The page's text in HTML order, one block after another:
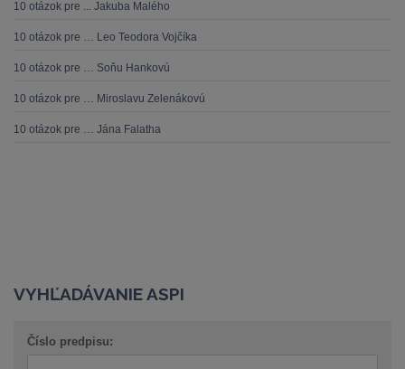
10 otázok pre ... Jakuba Malého
10 otázok pre … Leo Teodora Vojčíka
10 otázok pre … Soňu Hankovú
10 otázok pre … Miroslavu Zelenákovú
10 otázok pre … Jána Falatha
VYHĽADÁVANIE ASPI
Číslo predpisu: